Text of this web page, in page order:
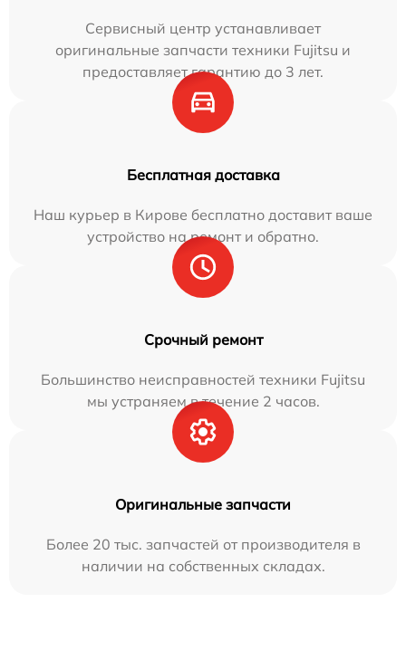
Сервисный центр устанавливает
оригинальные запчасти техники Fujitsu и
предоставляет гарантию до 3 лет.
Бесплатная доставка
Наш курьер в Кирове бесплатно доставит ваше
устройство на ремонт и обратно.
Срочный ремонт
Большинство неисправностей техники Fujitsu
мы устраняем в течение 2 часов.
Оригинальные запчасти
Более 20 тыс. запчастей от производителя в
наличии на собственных складах.